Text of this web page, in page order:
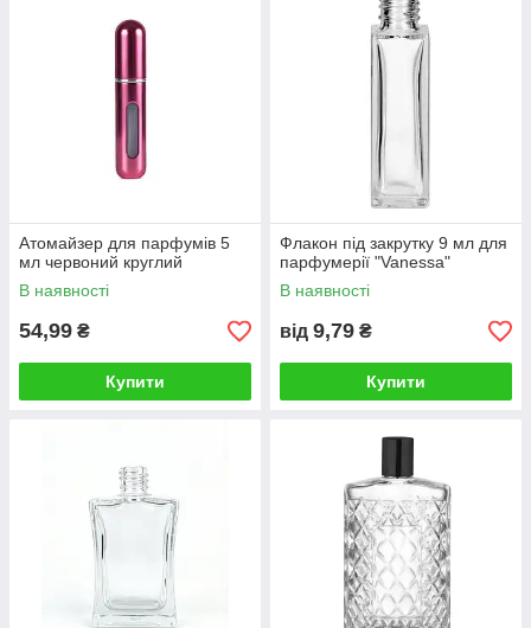
Атомайзер для парфумів 5
мл червоний круглий
В наявності
54,99 ₴
Купити
Флакон під закрутку 9 мл для
парфумерії "Vanessa"
В наявності
від 9,79 ₴
Купити